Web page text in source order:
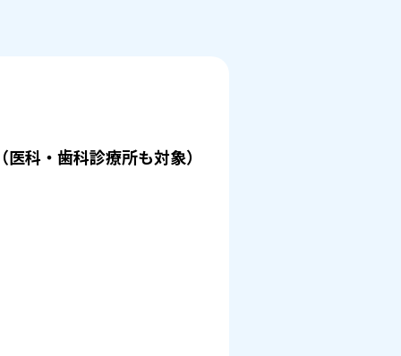
科・歯科診療所も対象）